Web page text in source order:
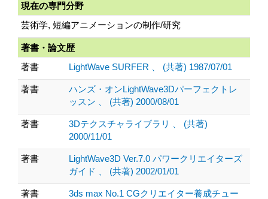
現在の専門分野
芸術学, 短編アニメーションの制作/研究
著書・論文歴
著書
LightWave SURFER 、 (共著) 1987/07/01
著書
ハンズ・オンLightWave3Dパーフェクトレ
ッスン 、 (共著) 2000/08/01
著書
3Dテクスチャライブラリ 、 (共著)
2000/11/01
著書
LightWave3D Ver.7.0 パワークリエイターズ
ガイド 、 (共著) 2002/01/01
著書
3ds max No.1 CGクリエイター養成チュー